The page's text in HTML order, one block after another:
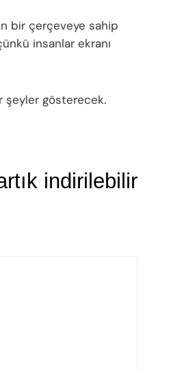
bir çerçeveye sahip
insanlar ekranı
şeyler gösterecek.
indirilebilir